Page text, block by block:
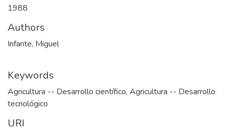
1988
Authors
Infante, Miguel
Keywords
Agricultura -- Desarrollo científico, Agricultura -- Desarrollo
tecnológico
URI